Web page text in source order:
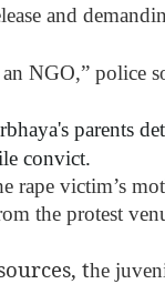
and
NGO,” police
parents
convict.
rape victim’s
the protest
the